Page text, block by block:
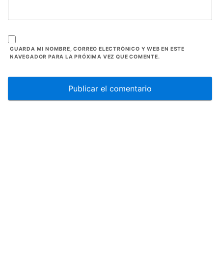
GUARDA MI NOMBRE, CORREO ELECTRÓNICO Y WEB EN ESTE
NAVEGADOR PARA LA PRÓXIMA VEZ QUE COMENTE.